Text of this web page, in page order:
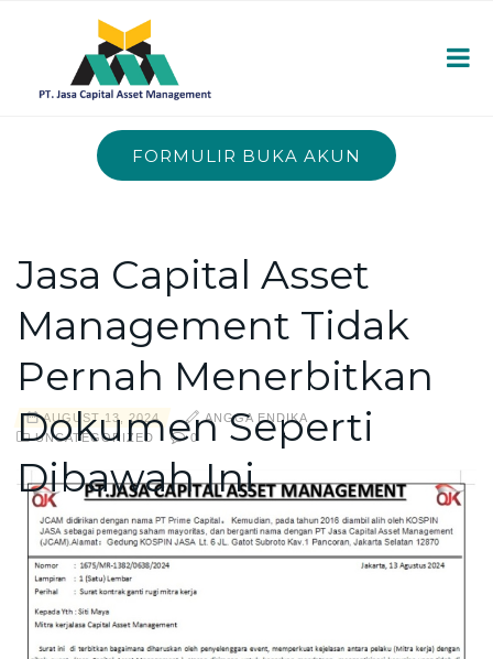
FORMULIR BUKA AKUN
Jasa Capital Asset
Management Tidak
Pernah Menerbitkan
Dokumen Seperti
Dibawah Ini
AUGUST 13, 2024
ANGGA ENDIKA
UNCATEGORIZED
0